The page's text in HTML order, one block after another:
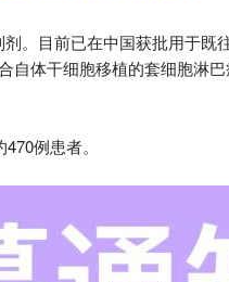
。目前已在中国获批用于既
自体干细胞移植的套细胞淋
例患者。